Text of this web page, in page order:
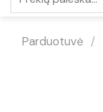
Parduotuvė /